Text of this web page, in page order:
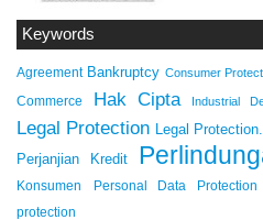
Keywords
Agreement Bankruptcy Consumer
Commerce
Hak Cipta Industrial
Legal Protection Legal Protection.
Perjanjian Kredit
Konsumen
Personal Data Protection
protection